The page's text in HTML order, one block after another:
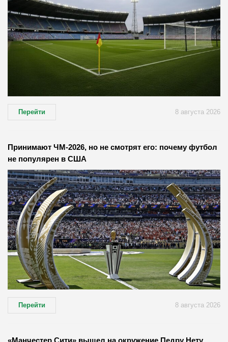
Перейти 8 августа 2026
Принимают ЧМ-2026, но не смотрят его: почему футбол
не популярен в США
Перейти 8 августа 2026
«Манчестер Сити» вышел на окружение Педру Нету